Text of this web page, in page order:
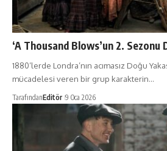
‘A Thousand Blows’un 2. Sezonu
1880’lerde Londra’nın acımasız Doğu
mücadelesi veren bir grup karakterin…
TarafındanEditör 9 Oca 2026